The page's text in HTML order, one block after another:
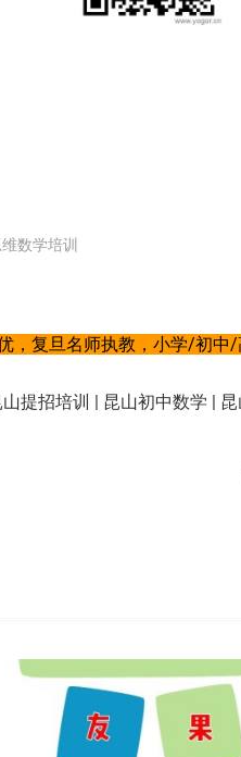
数学培训
，复旦名师执教，小学/初中/
提招培训 | 昆山初中数学 | 昆